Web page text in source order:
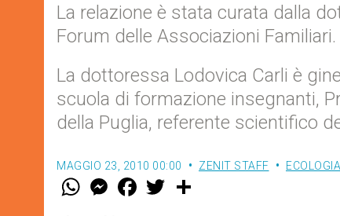
La relazione è stata curata dalla
Forum delle Associazioni Familiari.
La dottoressa Lodovica Carli è
scuola di formazione insegnanti,
della Puglia, referente scientifico
MAGGIO 23, 2010 00:00 ZENIT STAFF ECOLOGIA
W M
e
F
a w